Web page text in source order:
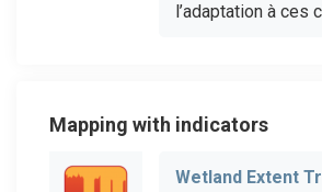
l’adaptation à ces
Mapping with indicators
Wetland Extent